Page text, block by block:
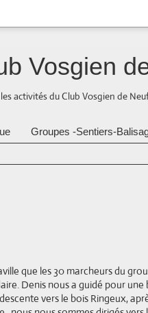
Vosgien
activités du Club Vosgien de
Groupes -Sentiers-
que les 30 marcheurs du
Denis nous a guidé pour une
vers le bois Ringeux,